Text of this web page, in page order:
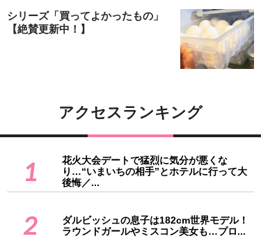
シリーズ「買ってよかったもの」
【絶賛更新中！】
アクセスランキング
1
花火大会デートで猛烈に気分が悪くな
り…“いまいちの相手”とホテルに行って大
後悔／...
2
ダルビッシュの息子は182cm世界モデル！
ラウンドガールやミスコン美女も…プロ...